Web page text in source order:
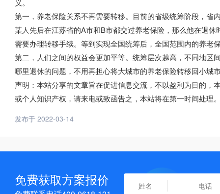
义。
第一，养老保险关系不再需要转移。目前的省级统筹阶段，
某人先后在江苏省的A市和B市都交过养老保险，那么他在退
需要办理转移手续。等到实现全国统筹后，全国范围内的养老
第二，人们之间的权益会更加平等。统筹层次越高，不同地
哪里退休的问题，不用再担心将大城市的养老保险转移回小城
声明：本站分享的文章旨在促进信息交流，不以盈利为目的
或个人知识产权，请来电或致函告之，本站将在第一时间处理
发布于 2022-03-14
免费获取方案报价